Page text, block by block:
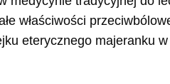
właściwości
eterycznego majeranku